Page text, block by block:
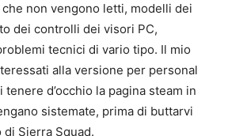
che non vengono letti, modelli dei
dei controlli dei visori PC,
tecnici di vario tipo. Il mio
alla versione per personal
d’occhio la pagina steam in
sistemate, prima di buttarvi
Sierra Squad.